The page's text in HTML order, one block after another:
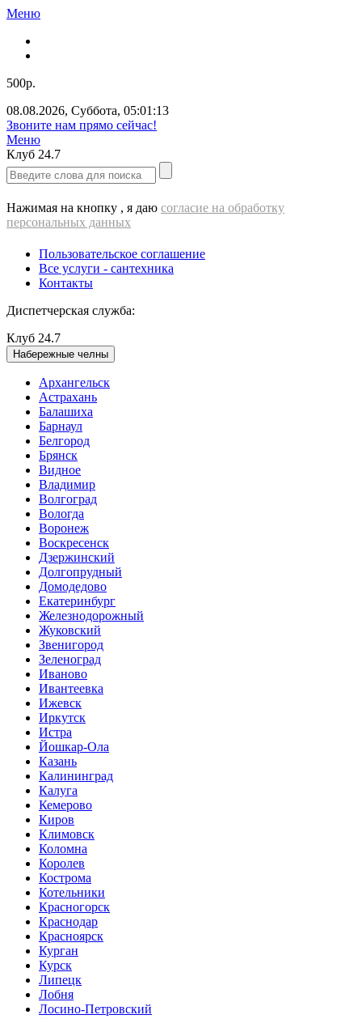
Меню
500р.
08.08.2026, Суббота, 05:01:13
Звоните нам прямо сейчас!
Меню
Клуб 24.7
Нажимая на кнопку , я даю согласие на обработку
персональных данных
Пользовательское соглашение
Все услуги - cантехника
Контакты
Диспетчерская служба:
Клуб 24.7
Набережные челны
Архангельск
Астрахань
Балашиха
Барнаул
Белгород
Брянск
Видное
Владимир
Волгоград
Вологда
Воронеж
Воскресенск
Дзержинский
Долгопрудный
Домодедово
Екатеринбург
Железнодорожный
Жуковский
Звенигород
Зеленоград
Иваново
Ивантеевка
Ижевск
Иркутск
Истра
Йошкар-Ола
Казань
Калининград
Калуга
Кемерово
Киров
Климовск
Коломна
Королев
Кострома
Котельники
Красногорск
Краснодар
Красноярск
Курган
Курск
Липецк
Лобня
Лосино-Петровский